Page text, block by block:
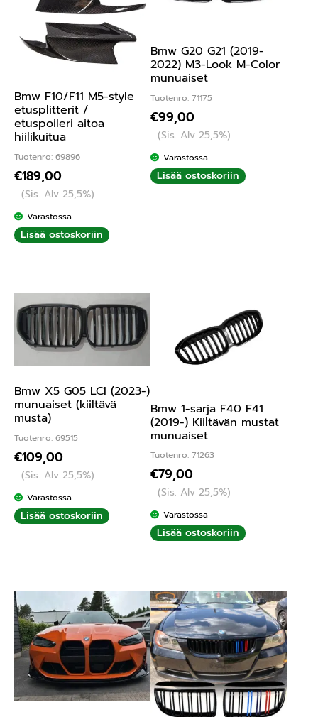
Bmw F10/F11 M5-style
etusplitterit /
etuspoileri aitoa
hiilikuitua
Tuotenro: 69896
€189,00
(Sis. Alv 25,5%)
Varastossa
Lisää ostoskoriin
Bmw G20 G21 (2019-
2022) M3-Look M-Color
munuaiset
Tuotenro: 71175
€99,00
(Sis. Alv 25,5%)
Varastossa
Lisää ostoskoriin
Bmw X5 G05 LCI (2023-)
munuaiset (kiiltävä
musta)
Tuotenro: 69515
€109,00
(Sis. Alv 25,5%)
Varastossa
Lisää ostoskoriin
Bmw 1-sarja F40 F41
(2019-) Kiiltävän mustat
munuaiset
Tuotenro: 71263
€79,00
(Sis. Alv 25,5%)
Varastossa
Lisää ostoskoriin